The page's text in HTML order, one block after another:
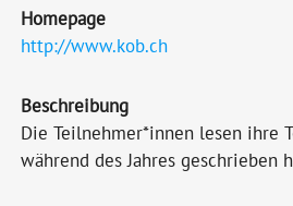
Homepage
http://www.kob.ch
Beschreibung
Die Teilnehmer*innen lesen ihre
während des Jahres geschrieben